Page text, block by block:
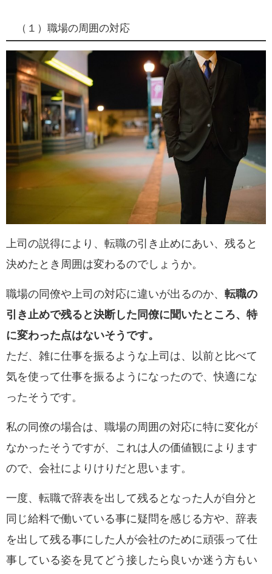
（１）職場の周囲の対応
上司の説得により、転職の引き止めにあい、残ると
決めたとき周囲は変わるのでしょうか。
職場の同僚や上司の対応に違いが出るのか、 転職の
引き止めで残ると決断した同僚に聞いたところ、特
に変わった点はないそうです。
ただ、雑に仕事を振るような上司は、以前と比べて
気を使って仕事を振るようになったので、快適にな
ったそうです。
私の同僚の場合は、職場の周囲の対応に特に変化が
なかったそうですが、これは人の価値観によります
ので、会社によりけりだと思います。
一度、転職で辞表を出して残るとなった人が自分と
同じ給料で働いている事に疑問を感じる方や、辞表
を出して残る事にした人が会社のために頑張って仕
事している姿を見てどう接したら良いか迷う方もい